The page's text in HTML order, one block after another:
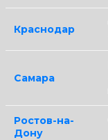
Краснодар
Самара
Ростов-на-
Дону